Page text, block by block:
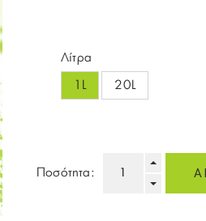
Λίτρα
1L 20L
Ποσότητα: